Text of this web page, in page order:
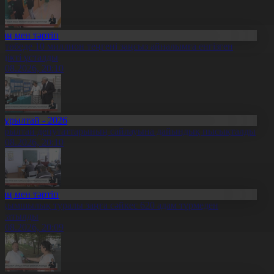
мен тәртіп
10 миллион теңгені заңсыз айналымға енгізген
ұсталды
20:10
- 2026
депутаттарының сайлауына дайындық пысықталды
20:10
мен тәртіп
туралы заңға сәйкес 620 адам түрмеден
20:09